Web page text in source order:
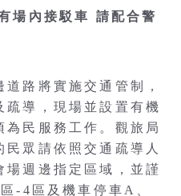
場內接駁車 請配合警
路將實施交通管制，
疏導，現場並設置有機
民服務工作。觀旅局
眾請依照交通疏導人
場週邊指定區域，並謹
-4區及機車停車A、